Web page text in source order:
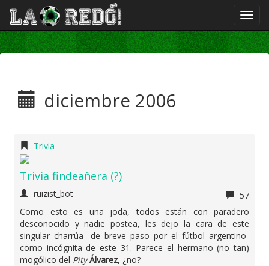
diciembre 2006
Trivia
Trivia findeañera (?)
ruizist_bot
57
Como esto es una joda, todos están con paradero
desconocido y nadie postea, les dejo la cara de este
singular charrúa -de breve paso por el fútbol argentino-
como incógnita de este 31. Parece el hermano (no tan)
mogólico del Pity Álvarez, ¿no?